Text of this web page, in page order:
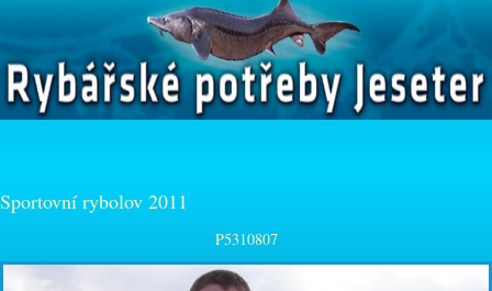
Sportovní rybolov 2011
P5310807